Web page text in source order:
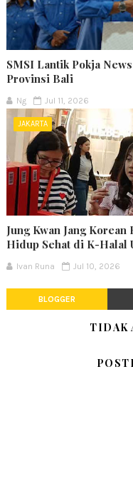
SMSI Lantik Pokja
Provinsi Bali
Ng Jul 11, 2026
JAKARTA
Jung Kwan Jang
Hidup Sehat di K-Halal
Ivan Runa Jul 10, 2026
BLOGGER
TIDAK